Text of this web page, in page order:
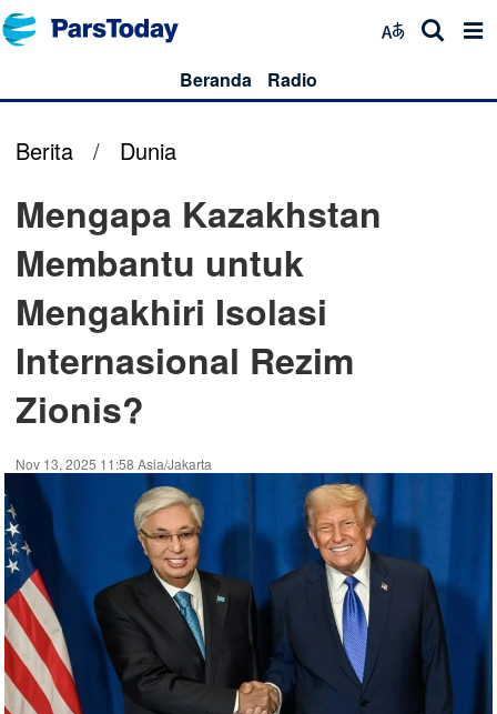
Beranda Radio
Berita / Dunia
Mengapa Kazakhstan
Membantu untuk
Mengakhiri Isolasi
Internasional Rezim
Zionis?
Nov 13, 2025 11:58 Asia/Jakarta